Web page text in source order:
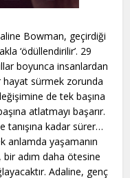
Bowman, geçirdiği
‘ödüllendirilir’. 29
boyunca insanlardan
sürmek zorunda
de tek başına
atlatmayı başarır.
tanışına kadar sürer…
anlamda yaşamanın
bir adım daha ötesine
Adaline, genç